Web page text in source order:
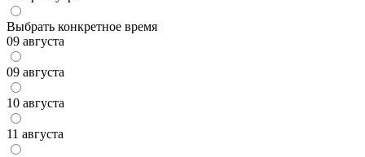
Выбрать конкретное время
09 августа
09 августа
10 августа
11 августа